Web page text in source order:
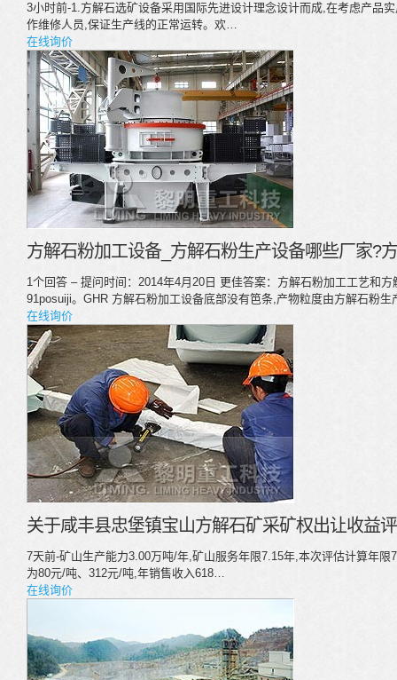
3小时前-1.方解石选矿设备采用国际先进设计理念设计而成,在考虑产品
作维修人员,保证生产线的正常运转。欢…
在线询价
方解石粉加工设备_方解石粉生产设备哪些厂家?
1个回答 – 提问时间：2014年4月20日 更佳答案：方解石粉加工工艺和
91posuiji。GHR 方解石粉加工设备底部没有笆条,产物粒度由方解石粉
在线询价
关于咸丰县忠堡镇宝山方解石矿采矿权出让收益
7天前-矿山生产能力3.00万吨/年,矿山服务年限7.15年,本次评估计算年
为80元/吨、312元/吨,年销售收入618…
在线询价